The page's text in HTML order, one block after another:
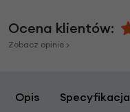
Ocena klientów:
Zobacz opinie >
Opis Specyfikacja